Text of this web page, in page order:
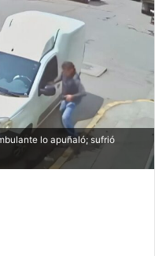
lo apuñaló; sufrió